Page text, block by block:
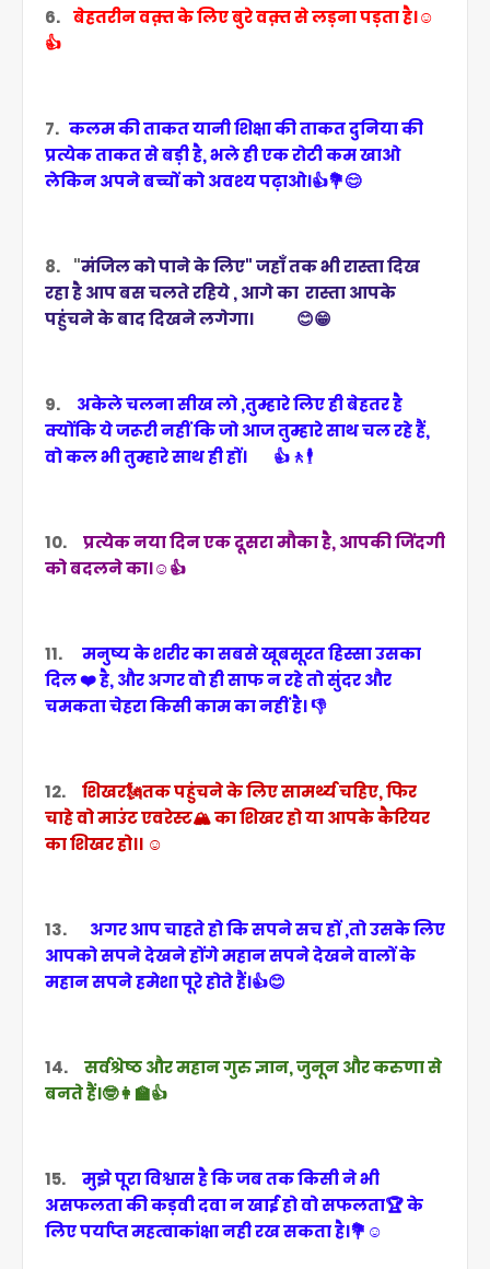
6. बेहतरीन वक़्त के लिए बुरे वक़्त से लड़ना पड़ता है।☺️
👍
7. कलम की ताकत यानी शिक्षा की ताकत दुनिया की
प्रत्येक ताकत से बड़ी है, भले ही एक रोटी कम खाओ
लेकिन अपने बच्चों को अवश्य पढ़ाओ।👍💐😊
8. "मंजिल को पाने के लिए" जहाँ तक भी रास्ता दिख
रहा है आप बस चलते रहिये , आगे का रास्ता आपके
पहुंचने के बाद दिखने लगेगा। 😊😁
9.
अकेले चलना सीख लो ,तुम्हारे लिए ही बेहतर है
क्योंकि ये जरूरी नहीं कि जो आज तुम्हारे साथ चल रहे हैं,
वो कल भी तुम्हारे साथ ही हों। 👍🚶🕴️
10.
प्रत्येक नया दिन एक दूसरा मौका है, आपकी जिंदगी
को बदलने का।☺️👍
11. मनुष्य के शरीर का सबसे खूबसूरत हिस्सा उसका
दिल ❤️ है, और अगर वो ही साफ न रहे तो सुंदर और
चमकता चेहरा किसी काम का नहींहै। 👎
12. शिखर🗽तक पहुंचने के लिए सामर्थ्य चहिए, फिर
चाहे वो माउंट एवरेस्ट🏔️ का शिखर हो या आपके कैरियर
का शिखर हो।। ☺️
13. अगर आप चाहते हो कि सपने सच हों ,तो उसके लिए
आपको सपने देखने होंगे महान सपने देखने वालों के
महान सपने हमेशा पूरे होते हैं।👍😊
14. सर्वश्रेष्ठ और महान गुरु ज्ञान, जुनून और करुणा से
बनते हैं।🤓👩‍🏫👍
15. मुझे पूरा विश्वास है कि जब तक किसी ने भी
असफलता की कड़वी दवा न खाई हो वो सफलता🏆 के
लिए पर्याप्त महत्वाकांक्षा नही रख सकता है।💐☺️